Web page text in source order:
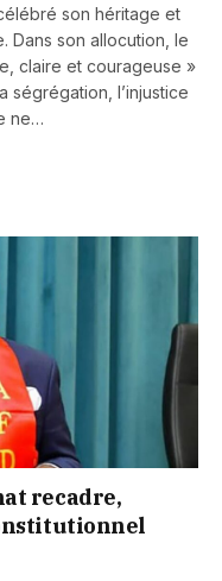
son héritage et
Dans son allocution, le
claire et courageuse »
ségrégation, l’injustice
ne…
recadre,